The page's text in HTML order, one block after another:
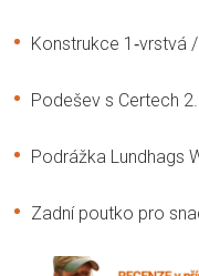
Konstrukce 1‑vrstvá
Podešev s Certech
Podrážka Lundhags
Zadní poutko pro